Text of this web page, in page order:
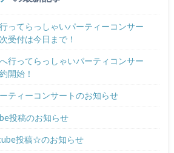
ってらっしゃいパーティーコンサー
受付は今日まで！
へ行ってらっしゃいパーティコンサー
開始！
ティーコンサートのお知らせ
投稿のお知らせ
投稿☆のお知らせ